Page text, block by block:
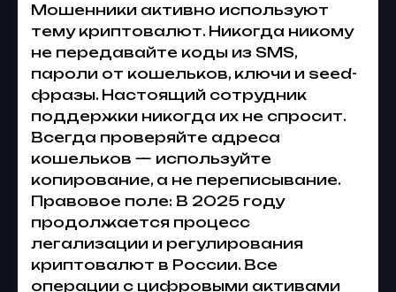
Мошенники активно используют
тему криптовалют. Никогда никому
не передавайте коды из SMS,
пароли от кошельков, ключи и seed-
фразы. Настоящий сотрудник
поддержки никогда их не спросит.
Всегда проверяйте адреса
кошельков — используйте
копирование, а не переписывание.
Правовое поле: В 2025 году
продолжается процесс
легализации и регулирования
криптовалют в России. Все
операции с цифровыми активами